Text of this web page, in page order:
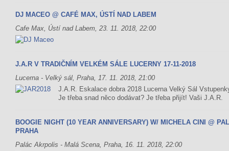
DJ MACEO @ CAFÉ MAX, ÚSTÍ NAD LABEM
Cafe Max, Ústí nad Labem, 23. 11. 2018, 22:00
J.A.R V TRADIČNÍM VELKÉM SÁLE LUCERNY 17-11-2018
Lucerna - Velký sál, Praha, 17. 11. 2018, 21:00
J.A.R. Eskalace dobra 2018 Lucerna Velký Sál
Je třeba snad něco dodávat? Je třeba přijít! Vaši J.A.R.
BOOGIE NIGHT (10 YEAR ANNIVERSARY) W/ MICHELA CINI @
PRAHA
Palác Akrpolis - Malá Scena, Praha, 16. 11. 2018, 22:00